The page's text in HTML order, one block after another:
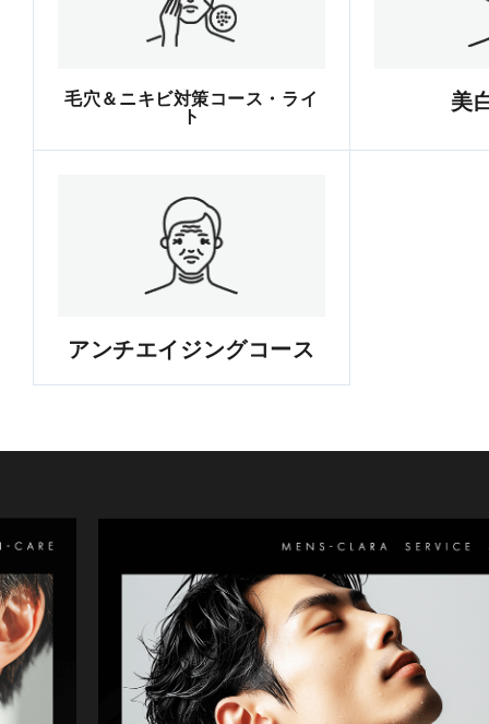
毛穴＆ニキビ対策コース・ライ
ト
美
アンチエイジングコース